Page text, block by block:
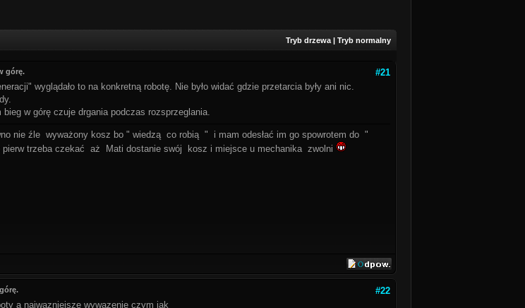
Tryb drzewa | Tryb normalny
#21
górę.
wyglądało to na konkretną robotę. Nie było widać gdzie przetarcia były ani nic.
w górę czuje drgania podczas rozsprzeglania.
nie źle wyważony kosz bo " wiedzą co robią " i mam odesłać im go spowrotem do "
trzeba czekać aż Mati dostanie swój kosz i miejsce u mechanika zwolni
#22
a najwazniejsze wywazenie czym jak